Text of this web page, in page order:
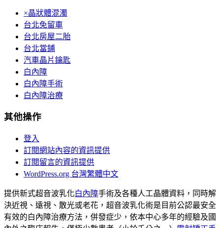
×晶狀體混濁
台北免留車
台北房屋二胎
台北當鋪
汽車晶片鑰匙
白內障
白內障手術
白內障治療
其他操作
登入
訂閱網站內容的資訊提供
訂閱留言的資訊提供
WordPress.org 台灣繁體中文
提供新式超音波乳化白內障手術及各種人工晶體資料，同時解
決近視、遠視、散光或老花，超音波乳化術是目前公認最安全
有效的白內障治療方法，併發症少，依本中心多年的經驗及國